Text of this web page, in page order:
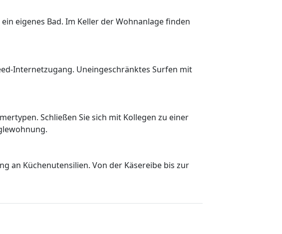
eigenes Bad. Im Keller der Wohnanlage finden
Internetzugang. Uneingeschränktes Surfen mit
Schließen Sie sich mit Kollegen zu einer
an Küchenutensilien. Von der Käsereibe bis zur